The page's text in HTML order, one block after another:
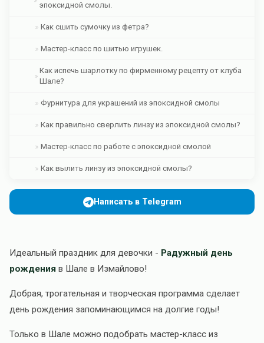
эпоксидной смолы.
Как сшить сумочку из фетра?
Мастер-класс по шитью игрушек.
Как испечь шарлотку по фирменному рецепту от клуба
Шале?
Фурнитура для украшений из эпоксидной смолы
Как правильно сверлить линзу из эпоксидной смолы?
Мастер-класс по работе с эпоксидной смолой
Как вылить линзу из эпоксидной смолы?
Написать в Telegram
Идеальный праздник для девочки - Радужный день
рождения в Шале в Измайлово!
Добрая, трогательная и творческая программа сделает
день рождения запоминающимся на долгие годы!
Только в Шале можно подобрать мастер-класс из